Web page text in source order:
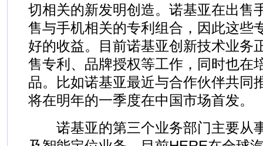
切相关的新发明创造。诺基亚在出售
售与手机相关的专利组合，因此这些
好的收益。目前诺基亚创新技术业务
售专利、品牌授权等工作，同时也在
品。比如诺基亚最近与合作伙伴共同
将在明年的一季度在中国市场首发。
诺基亚的第三个业务部门主要从